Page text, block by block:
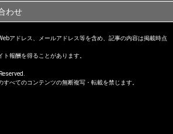
わせ
アドレス、メールアドレス等を含め、記事の内容は掲載時点
報酬を得ることがあります。
べてのコンテンツの無断複写・転載を禁じます。